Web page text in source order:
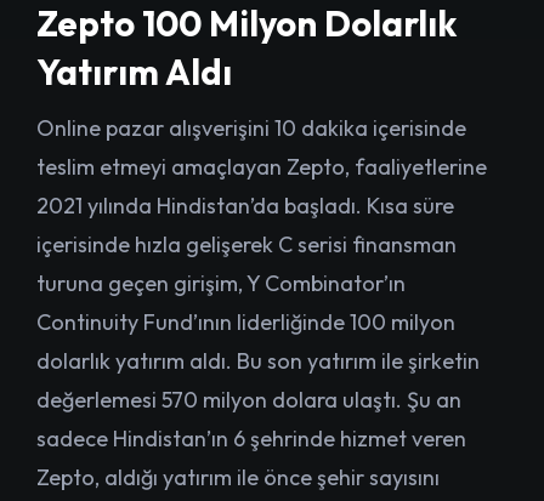
Zepto 100 Milyon Dolarlık
Yatırım Aldı
Online pazar alışverişini 10 dakika içerisinde
teslim etmeyi amaçlayan Zepto, faaliyetlerine
2021 yılında Hindistan’da başladı. Kısa süre
içerisinde hızla gelişerek C serisi finansman
turuna geçen girişim, Y Combinator’ın
Continuity Fund’ının liderliğinde 100 milyon
dolarlık yatırım aldı. Bu son yatırım ile şirketin
değerlemesi 570 milyon dolara ulaştı. Şu an
sadece Hindistan’ın 6 şehrinde hizmet veren
Zepto, aldığı yatırım ile önce şehir sayısını